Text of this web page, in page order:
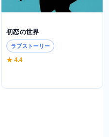
初恋の世界
ラブストーリー
★ 4.4